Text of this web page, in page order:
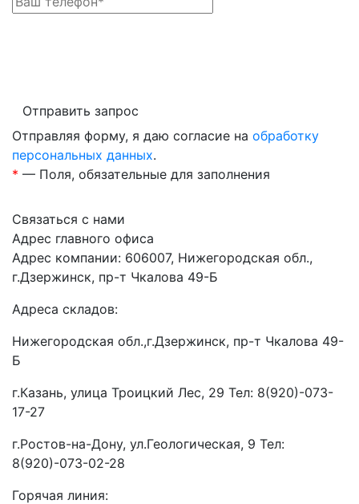
Отправить запрос
Отправляя форму, я даю согласие на обработку
персональных данных.
* — Поля, обязательные для заполнения
Связаться с нами
Адрес главного офиса
Адрес компании: 606007, Нижегородская обл.,
г.Дзержинск, пр-т Чкалова 49-Б
Адреса складов:
Нижегородская обл.,г.Дзержинск, пр-т Чкалова 49-
Б
г.Казань, улица Троицкий Лес, 29 Тел: 8(920)-073-
17-27
г.Ростов-на-Дону, ул.Геологическая, 9 Тел:
8(920)-073-02-28
Горячая линия: